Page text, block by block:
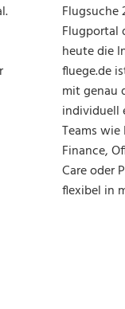
Flugsuche
Flugportal
heute die
fluege.de
mit genau
individuell
Teams
Finance,
Care oder
flexibel in